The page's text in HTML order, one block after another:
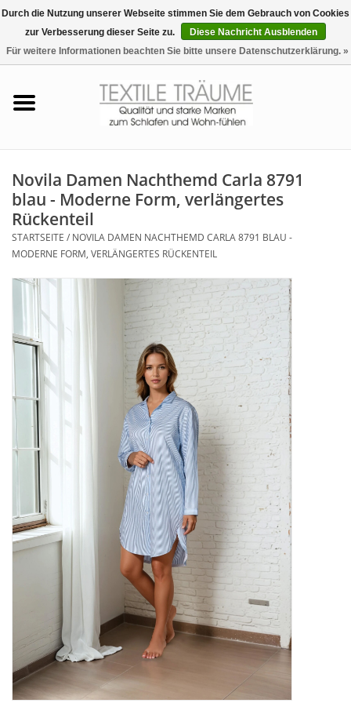
0 Artikel - €0,00
Tag & Nachtwäsche
Freizeit-Hausanzüge
Badezimmer & Sauna
Haus-Bademäntel
Plaids, Decken, Kissen
Mode & Accessoires
Edles aus Cashmere
Tisch & Küche
Geschenkideen und
Gutscheine
Accessoires Spa
Novila Damen Nachthemd Carla 8791
blau - Moderne Form, verlängertes
Rückenteil
STARTSEITE / NOVILA DAMEN NACHTHEMD CARLA 8791 BLAU -
MODERNE FORM, VERLÄNGERTES RÜCKENTEIL
Durch die Nutzung unserer Webseite stimmen Sie dem Gebrauch von Cookies
zur Verbesserung dieser Seite zu.
Diese Nachricht Ausblenden
Für weitere Informationen beachten Sie bitte unsere Datenschutzerklärung. »